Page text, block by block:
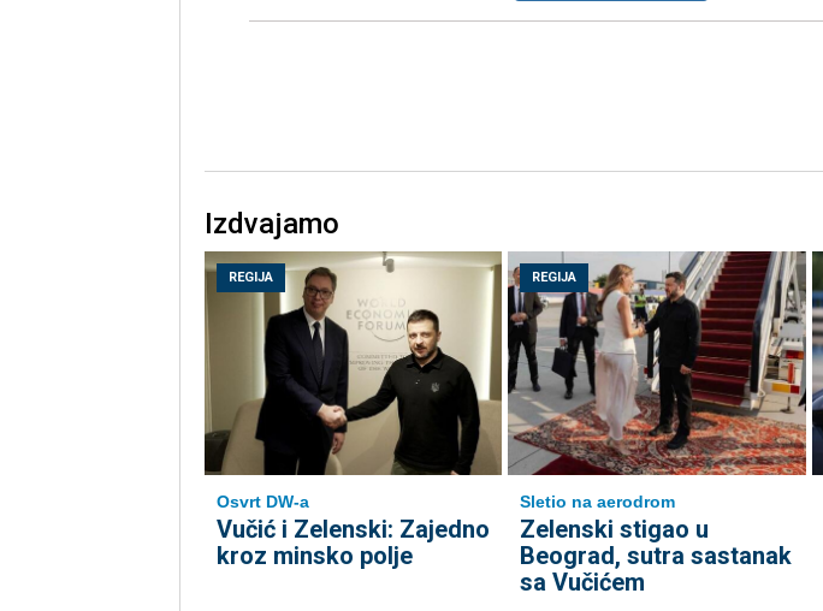
Izdvajamo
REGIJA
Osvrt DW-a
Vučić i Zelenski: Zajedno
kroz minsko polje
REGIJA
Sletio na aerodrom
Zelenski stigao u
Beograd, sutra sastanak
sa Vučićem